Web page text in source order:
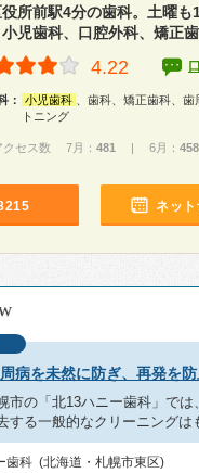
所前駅4分の歯科。土曜
児歯科、口腔外科、矯正
4.22
： 小児歯科
、歯科、矯正歯科、
トニング
クセス数 7月： 481 | 6月： 458
ネット
病を未然に防ぎ、再発を
市の「北13ハニー歯科」で
する一般的なクリーニング
歯科 (北海道・札幌市東区)